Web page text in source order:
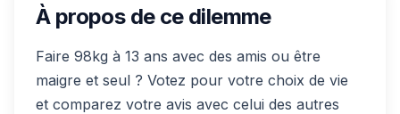
À propos de ce dilemme
Faire 98kg à 13 ans avec des amis ou être
maigre et seul ? Votez pour votre choix de vie
et comparez votre avis avec celui des autres